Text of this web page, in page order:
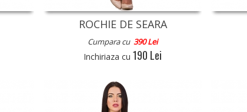
ROCHIE DE SEARA
Cumpara cu 390 Lei
Inchiriaza cu 190 Lei